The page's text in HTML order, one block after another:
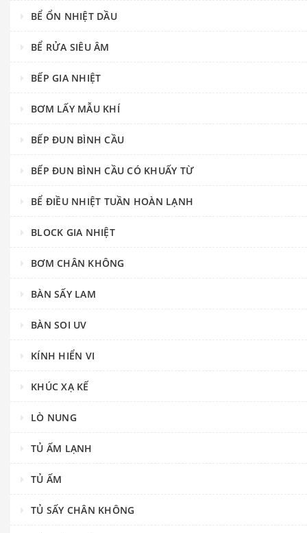
BỂ ỔN NHIỆT DẦU
BỂ RỬA SIÊU ÂM
BẾP GIA NHIỆT
BƠM LẤY MẪU KHÍ
BẾP ĐUN BÌNH CẦU
BẾP ĐUN BÌNH CẦU CÓ KHUẤY TỪ
BỂ ĐIỀU NHIỆT TUẦN HOÀN LẠNH
BLOCK GIA NHIỆT
BƠM CHÂN KHÔNG
BÀN SẤY LAM
BÀN SOI UV
KÍNH HIỂN VI
KHÚC XẠ KẾ
LÒ NUNG
TỦ ẤM LẠNH
TỦ ẤM
TỦ SẤY CHÂN KHÔNG